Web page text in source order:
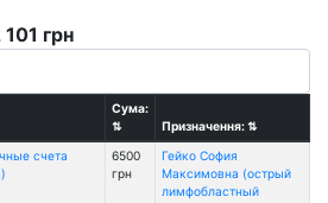
грн
Сума:
⇅
Призначення:⇅
счета
6500
грн
Гейко София
Максимовна (острый
лимфобластный